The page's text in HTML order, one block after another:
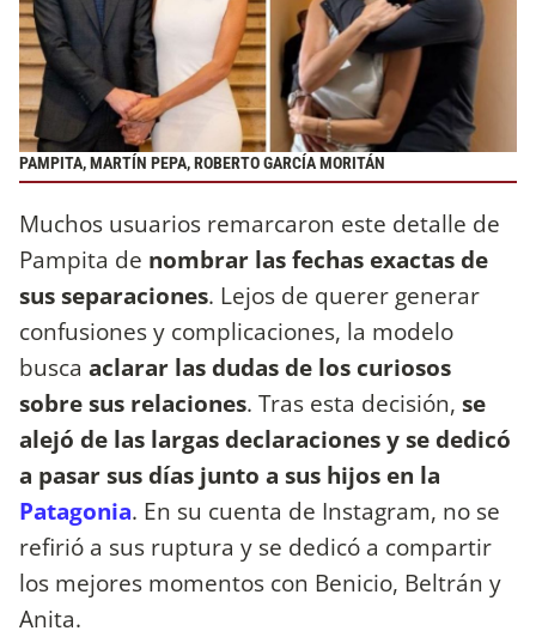
PAMPITA, MARTÍN PEPA, ROBERTO GARCÍA MORITÁN
Muchos usuarios remarcaron este detalle de
Pampita de nombrar las fechas exactas de
sus separaciones. Lejos de querer generar
confusiones y complicaciones, la modelo
busca aclarar las dudas de los curiosos
sobre sus relaciones. Tras esta decisión, se
alejó de las largas declaraciones y se dedicó
a pasar sus días junto a sus hijos en la
Patagonia. En su cuenta de Instagram, no se
refirió a sus ruptura y se dedicó a compartir
los mejores momentos con Benicio, Beltrán y
Anita.